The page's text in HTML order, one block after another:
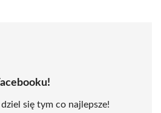
się tym co najlepsze!